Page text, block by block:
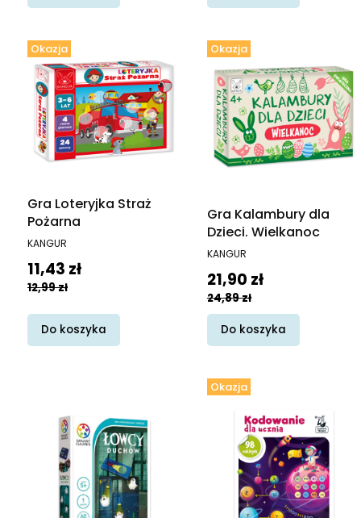
Okazja
Gra Loteryjka Straż
Pożarna
PRODUCENT
KANGUR
Cena promocyjna
11,43 zł
12,99 zł
Do koszyka
Okazja
Gra Kalambury dla
Dzieci. Wielkanoc
PRODUCENT
KANGUR
Cena promocyjna
21,90 zł
24,89 zł
Do koszyka
Okazja